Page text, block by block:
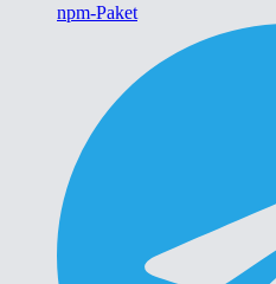
npm-Paket